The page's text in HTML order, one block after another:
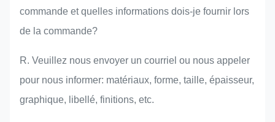
commande et quelles informations dois-je fournir lors
de la commande?
R. Veuillez nous envoyer un courriel ou nous appeler
pour nous informer: matériaux, forme, taille, épaisseur,
graphique, libellé, finitions, etc.